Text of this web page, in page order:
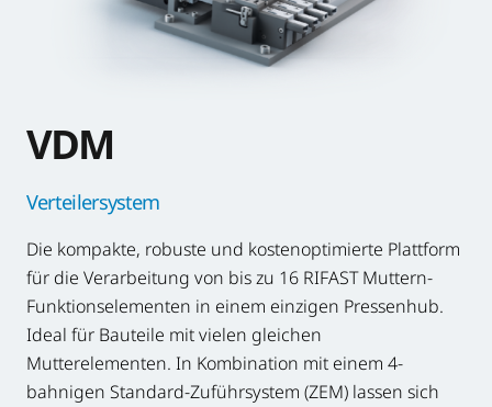
VDM
Verteilersystem
Die kompakte, robuste und kostenoptimierte Plattform
für die Verarbeitung von bis zu 16 RIFAST Muttern-
Funktionselementen in einem einzigen Pressenhub.
Ideal für Bauteile mit vielen gleichen
Mutterelementen. In Kombination mit einem 4-
bahnigen Standard-Zuführsystem (ZEM) lassen sich